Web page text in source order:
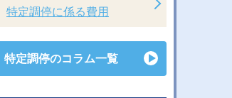
特定調停に係る費用
特定調停のコラム一覧